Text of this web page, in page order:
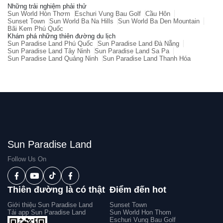
Những trải nghiệm phải thử
Sun World Hòn Thơm
Eschuri Vung Bau Golf Cầu Hôn
Sunset Town Sun World Ba Na Hills
Sun World Ba Den Mountain
Bãi Kem Phú Quốc
Khám phá những thiên đường du lịch
Sun Paradise Land Phú Quốc
Sun Paradise Land Đà Nẵng
Sun Paradise Land Tây Ninh Sun Paradise Land Sa Pa
Sun Paradise Land Quảng Ninh Sun Paradise Land Thanh Hóa
Sun Paradise Land
Follow Us On
Thiên đường là có thật
Giới thiệu Sun Paradise Land
Tải app Sun Paradise Land
Điểm đến hot
Sunset Town
Sun World Hon Thom
Eschuri Vung Bau Golf